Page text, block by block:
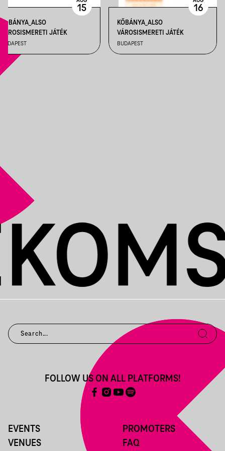
KŐBÁNYA_ALSO
VÁROSISMERETI JÁTÉK
BUDAPEST
15
KŐBÁNYA_ALSO
VÁROSISMERETI JÁTÉK
BUDAPEST
16
EVENTS
VENUES
PROMOTERS
FAQ
FOLLOW US ON ALL PLATFORMS!